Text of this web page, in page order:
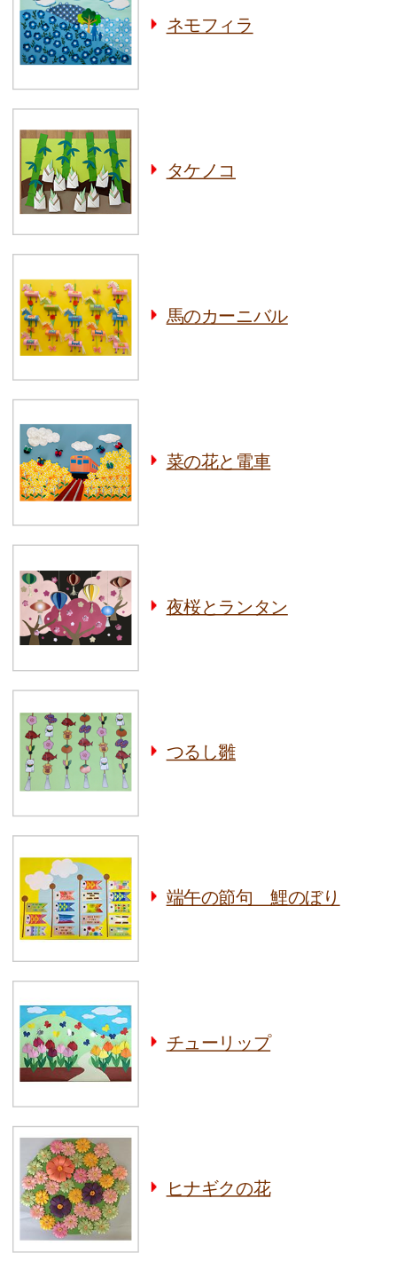
ネモフィラ
タケノコ
馬のカーニバル
菜の花と電車
夜桜とランタン
つるし雛
端午の節句 鯉のぼり
チューリップ
ヒナギクの花